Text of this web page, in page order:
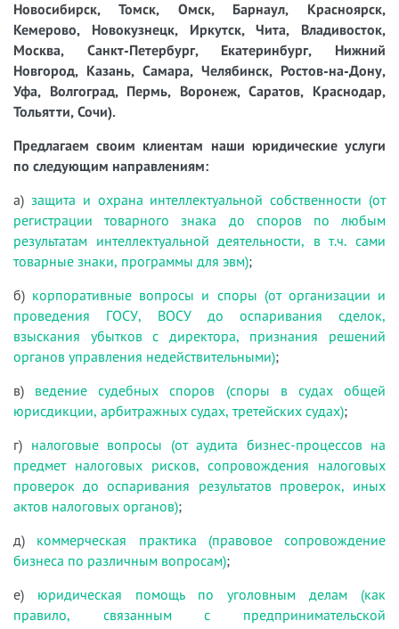
Новосибирск, Томск, Омск, Барнаул, Красноярск,
Кемерово, Новокузнецк, Иркутск, Чита, Владивосток,
Москва, Санкт-Петербург, Екатеринбург, Нижний
Новгород, Казань, Самара, Челябинск, Ростов-на-Дону,
Уфа, Волгоград, Пермь, Воронеж, Саратов, Краснодар,
Тольятти, Сочи).
Предлагаем своим клиентам наши юридические услуги
по следующим направлениям:
а) защита и охрана интеллектуальной собственности (от
регистрации товарного знака до споров по любым
результатам интеллектуальной деятельности, в т.ч. сами
товарные знаки, программы для эвм);
б) корпоративные вопросы и споры (от организации и
проведения ГОСУ, ВОСУ до оспаривания сделок,
взыскания убытков с директора, признания решений
органов управления недействительными);
в) ведение судебных споров (споры в судах общей
юрисдикции, арбитражных судах, третейских судах);
г) налоговые вопросы (от аудита бизнес-процессов на
предмет налоговых рисков, сопровождения налоговых
проверок до оспаривания результатов проверок, иных
актов налоговых органов);
д) коммерческая практика (правовое сопровождение
бизнеса по различным вопросам);
е) юридическая помощь по уголовным делам (как
правило, связанным с предпринимательской